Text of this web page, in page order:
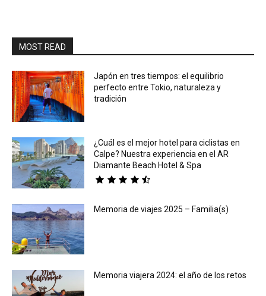
MOST READ
Japón en tres tiempos: el equilibrio
perfecto entre Tokio, naturaleza y
tradición
¿Cuál es el mejor hotel para ciclistas en
Calpe? Nuestra experiencia en el AR
Diamante Beach Hotel & Spa
Memoria de viajes 2025 – Familia(s)
Memoria viajera 2024: el año de los retos